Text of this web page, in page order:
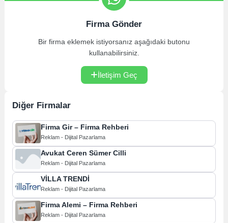
Firma Gönder
Bir firma eklemek istiyorsanız aşağıdaki butonu
kullanabilirsiniz.
İletişim Geç
Diğer Firmalar
Firma Gir – Firma Rehberi
Reklam - Dijital Pazarlama
Avukat Ceren Sümer Cilli
Reklam - Dijital Pazarlama
VİLLA TRENDİ
Reklam - Dijital Pazarlama
Firma Alemi – Firma Rehberi
Reklam - Dijital Pazarlama